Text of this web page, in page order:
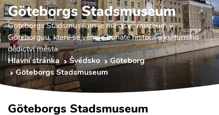
Göteborgs Stadsmuseum
Göteborgs Stadsmuseum je městské muzeum v
Göteborguu, které se věnuje bohaté historii a kulturního
dědictví města.
Hlavní stránka
Švédsko
Göteborg
Göteborgs Stadsmuseum
Göteborgs Stadsmuseum